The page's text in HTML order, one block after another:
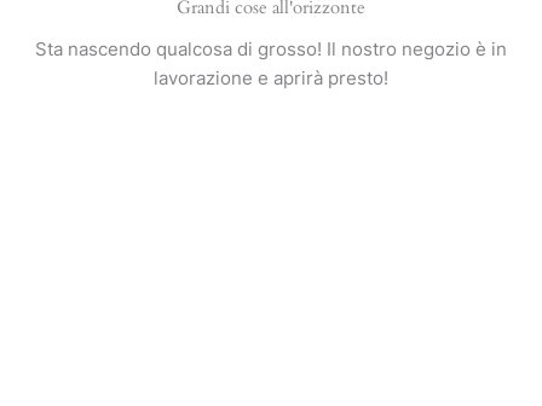
Grandi cose all'orizzonte
Sta nascendo qualcosa di grosso! Il nostro negozio è in
lavorazione e aprirà presto!